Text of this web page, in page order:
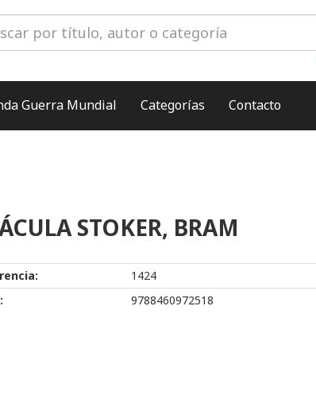
Guerra Mundial Categorías Contacto
STOKER, BRAM
1424
9788460972518